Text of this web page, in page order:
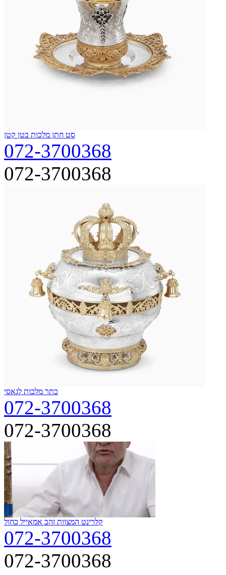
סט חתן מלכות בטן קטן
072-3700368
072-3700368
כתר מלכות לגאסי
072-3700368
072-3700368
קלרינט המצוות זהב אמאייל כחול
072-3700368
072-3700368